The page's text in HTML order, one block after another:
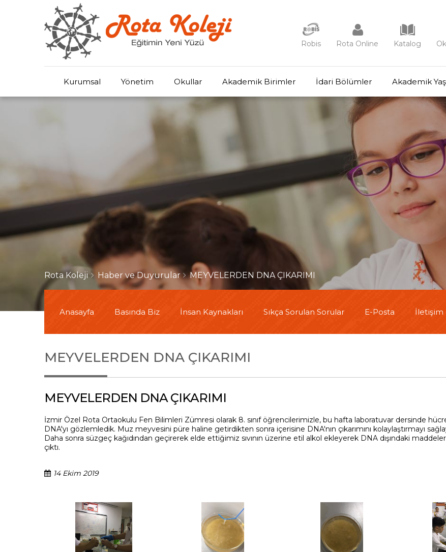
Robis Rota Online Katalog
Kurumsal Yönetim Okullar Akademik Birimler İdari Bölümler Akademik
Rota Koleji Haber ve Duyurular MEYVELERDEN DNA ÇIKARIMI
Anasayfa Basında Biz İnsan Kaynakları Sıkça Sorulan Sorular E-Posta İletişim
MEYVELERDEN DNA ÇIKARIMI
MEYVELERDEN DNA ÇIKARIMI
İzmir Özel Rota Ortaokulu Fen Bilimleri Zümresi olarak 8. sınıf öğrencilerimizle, bu hafta laboratuvar dersinde
DNA'yı gözlemledik. Muz meyvesini püre haline getirdikten sonra içerisine DNA'nın çıkarımını kolaylaştırmayı
Daha sonra süzgeç kağıdından geçirerek elde ettiğimiz sıvının üzerine etil alkol ekleyerek DNA dışındaki
çıktı.
14 Ekim 2019